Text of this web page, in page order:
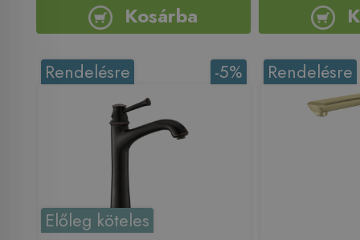
Kosárba
-5%
Rendelésre
Előleg köteles
Rendelésre